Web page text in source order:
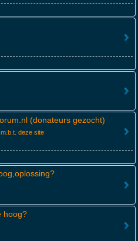
(donateurs gezocht)
deze site
hoog?